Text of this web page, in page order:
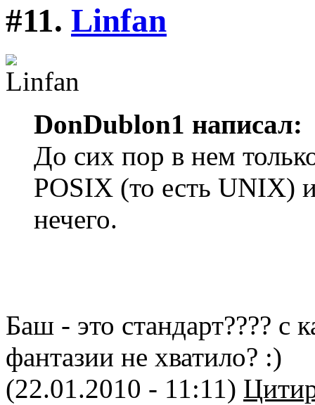
#11. Linfan
DonDublon1 написал:
До сих пор в нем
POSIX (то есть UNIX)
нечего.
Баш - это стандарт???? с
фантазии не хватило? :)
(22.01.2010 - 11:11)